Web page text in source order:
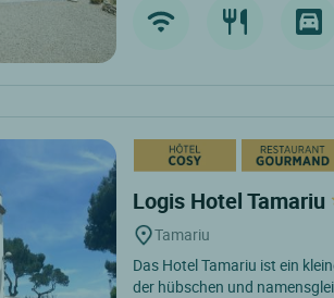
Logis Hotel Tamariu
Tamariu
Das Hotel Tamariu ist ein
der hübschen und